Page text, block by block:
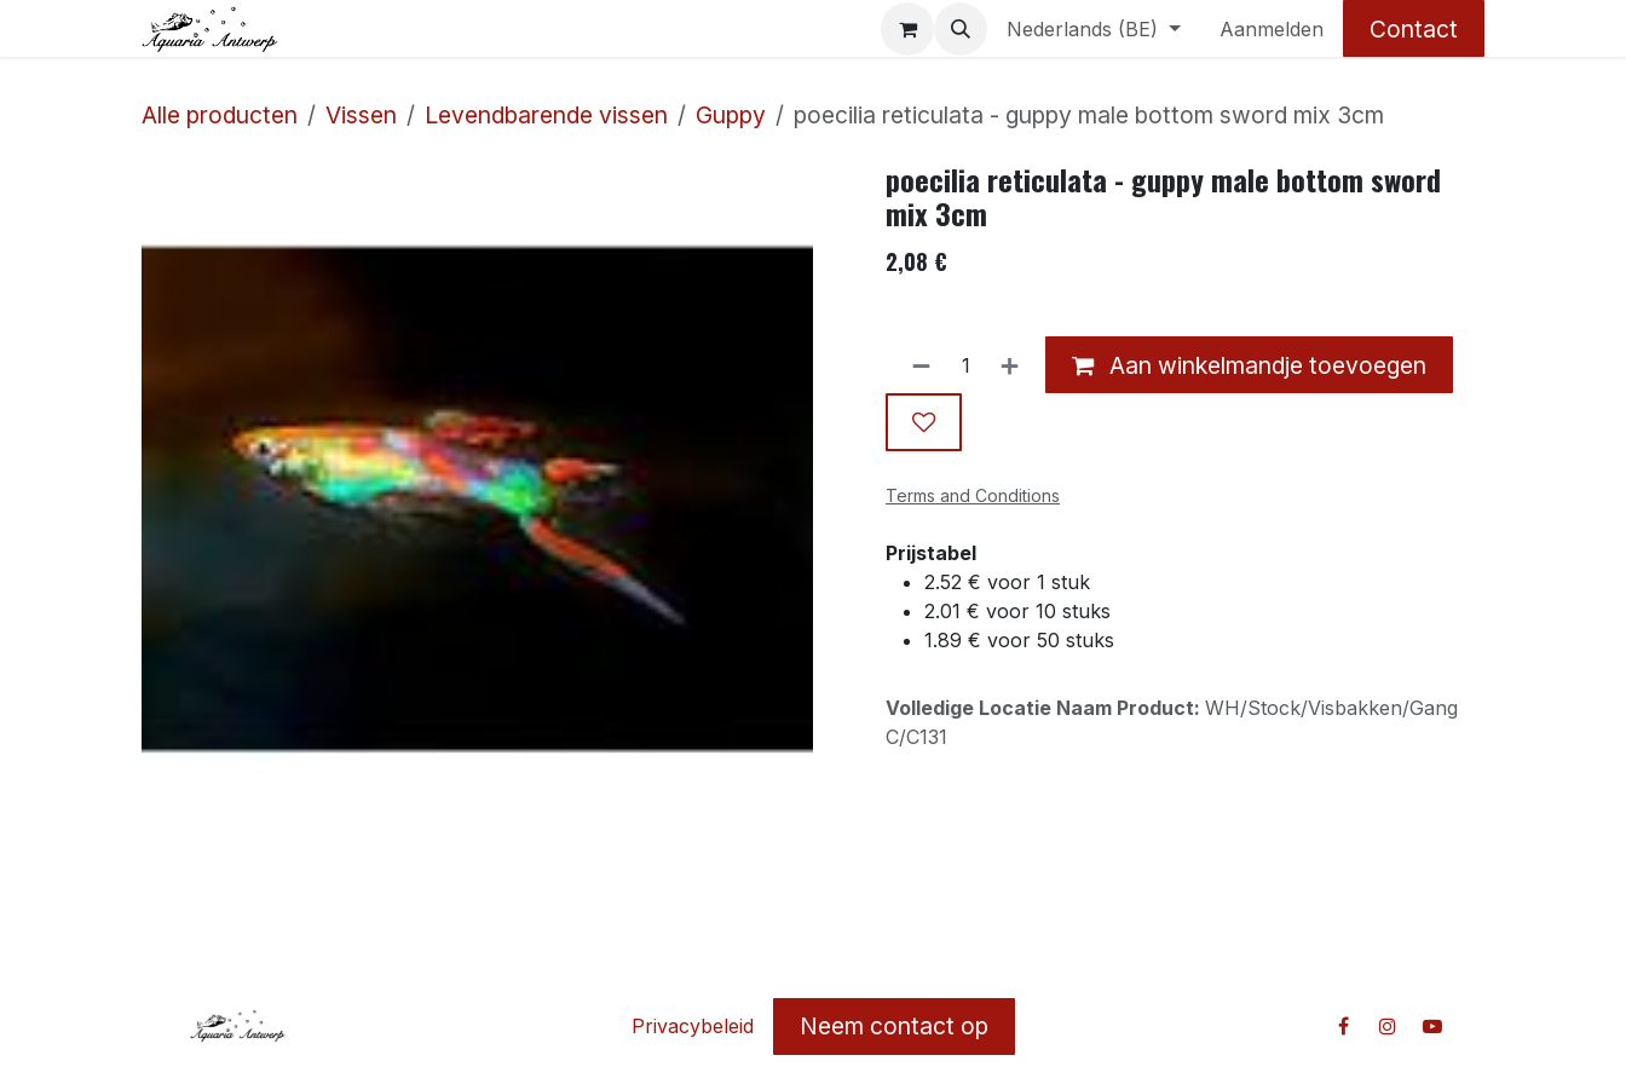
Overslaan naar inhoud Nederlands (BE) Aanmelden Contact
Alle producten Vissen Levendbarende vissen Guppy poecilia reticulata - guppy male bottom sword mix 3cm
poecilia reticulata - guppy male bottom sword
mix 3cm
2,08 €
Aan winkelmandje toevoegen
Terms and Conditions
Prijstabel
2.52 € voor 1 stuk
2.01 € voor 10 stuks
1.89 € voor 50 stuks
Volledige Locatie Naam Product: WH/Stock/Visbakken/Gang
C/C131
Privacybeleid Neem contact op